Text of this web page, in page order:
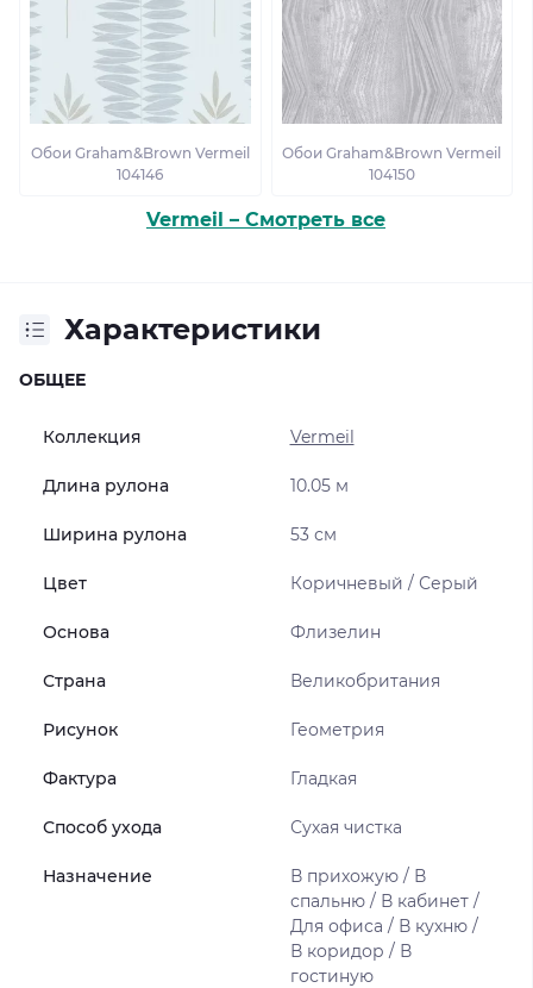
Обои Graham&Brown Vermeil
104146
Обои Graham&Brown Vermeil
104150
Vermeil – Смотреть все
Характеристики
ОБЩЕЕ
Коллекция Vermeil
Длина рулона 10.05 м
Ширина рулона 53 см
Цвет Коричневый / Серый
Основа Флизелин
Страна Великобритания
Рисунок Геометрия
Фактура Гладкая
Способ ухода Сухая чистка
Назначение
В прихожую / В
спальню / В кабинет /
Для офиса / В кухню /
В коридор / В
гостиную